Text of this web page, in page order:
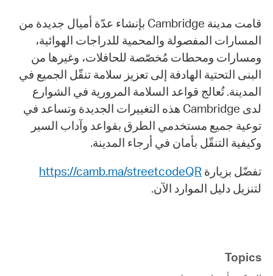
قامت مدينة Cambridge بإنشاء عدّة أميال جديدة من
المسارات المفصولة والمحمية للدراجات الهوائية،
ومسارات ومحطات مُخصّصة للحافلات، وغيرها من
البنى التحتية الهادفة إلى تعزيز سلامة تنقّل الجميع في
المدينة. تُعالج قواعد السلامة المرورية في الشوارع
لدى Cambridge هذه التغييرات الجديدة وتساعد في
توعية جميع مستخدمي الطرق بقواعد وآداب السير
وكيفية التنقّل بأمان في أرجاء المدينة.
تفضّل بزيارة https://camb.ma/streetcodeQR
لتنزيل دليل الموارد الآن.
Topics